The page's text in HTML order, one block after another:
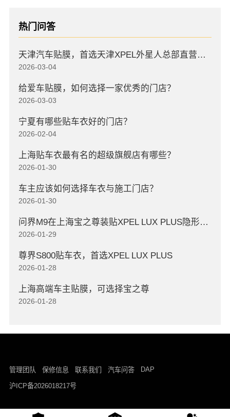
热门问答
天津汽车贴膜，首选天津XPEL外星人总部直营店，高口碑店
2026-03-04
给爱车贴膜，如何选择一家优秀的门店？
2026-03-03
宁夏有哪些贴车衣好的门店？
2026-02-04
上海贴车衣最有名的超级旗舰店有哪些？
2026-01-30
车主应该如何选择车衣与施工门店？
2026-01-30
问界M9在上海宝之尊装贴XPEL LUX PLUS隐形车衣
2026-01-29
尊界S800贴车衣，首选XPEL LUX PLUS
2026-01-28
上海高端车主贴膜，可选择宝之尊
2026-01-28
管理团队 保修信息 联系我们 汽车问答 DAP
沪ICP备2026018217号